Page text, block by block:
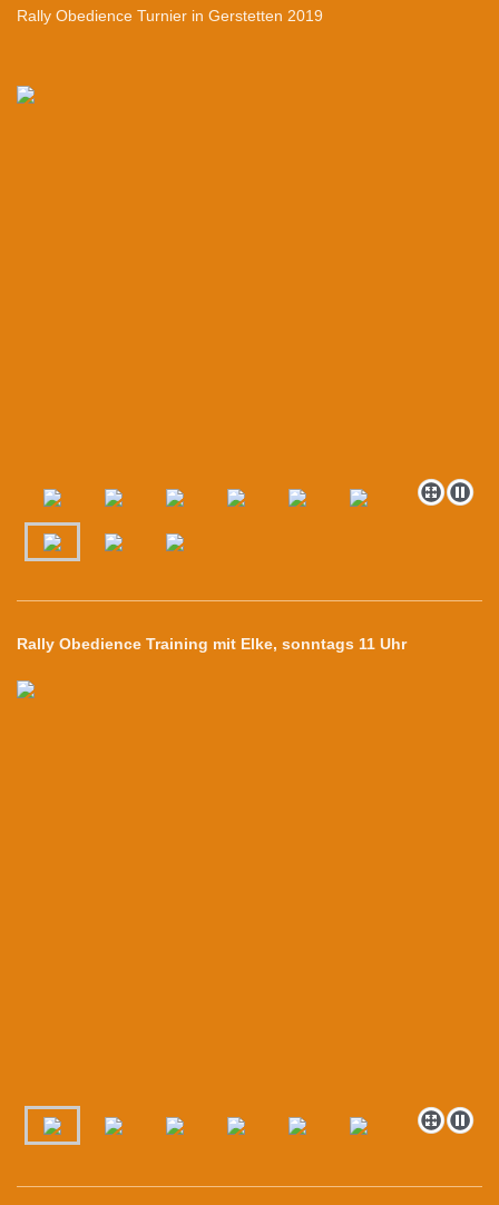
Rally Obedience Turnier in Gerstetten 2019
Rally Obedience Training mit Elke, sonntags 11 Uhr